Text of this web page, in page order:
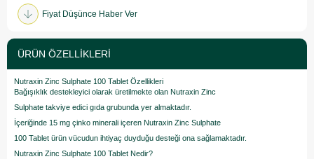
Fiyat Düşünce Haber Ver
ÜRÜN ÖZELLIKLERI
Nutraxin Zinc Sulphate 100 Tablet Özellikleri
Bağışıklık destekleyici olarak üretilmekte olan Nutraxin Zinc
Sulphate takviye edici gıda grubunda yer almaktadır.
İçeriğinde 15 mg çinko minerali içeren Nutraxin Zinc Sulphate
100 Tablet ürün vücudun ihtiyaç duyduğu desteği ona sağlamaktadır.
Nutraxin Zinc Sulphate 100 Tablet Nedir?